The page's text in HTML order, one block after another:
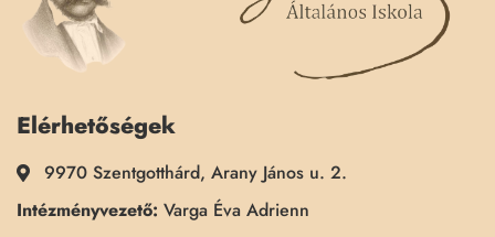
Elérhetőségek
9970 Szentgotthárd, Arany János u. 2.
Intézményvezető: Varga Éva Adrienn